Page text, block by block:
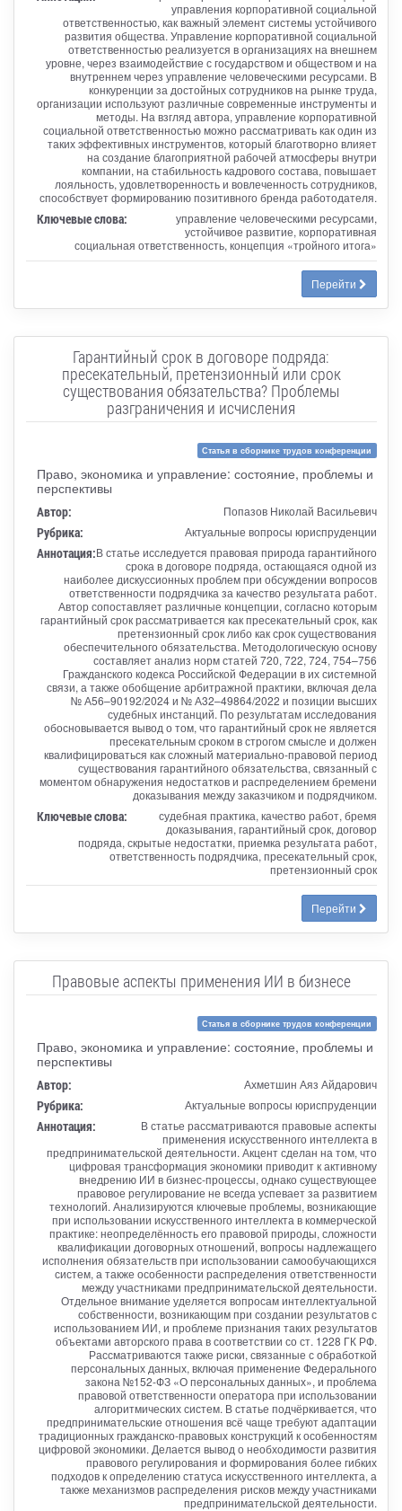
управления корпоративной социальной
ответственностью, как важный элемент системы устойчивого
развития общества. Управление корпоративной социальной
ответственностью реализуется в организациях на внешнем
уровне, через взаимодействие с государством и обществом и на
внутреннем через управление человеческими ресурсами. В
конкуренции за достойных сотрудников на рынке труда,
организации используют различные современные инструменты и
методы. На взгляд автора, управление корпоративной
социальной ответственностью можно рассматривать как один из
таких эффективных инструментов, который благотворно влияет
на создание благоприятной рабочей атмосферы внутри
компании, на стабильность кадрового состава, повышает
лояльность, удовлетворенность и вовлеченность сотрудников,
способствует формированию позитивного бренда работодателя.
Ключевые слова:
управление человеческими ресурсами,
устойчивое развитие, корпоративная
социальная ответственность, концепция «тройного итога»
Перейти
Гарантийный срок в договоре подряда:
пресекательный, претензионный или срок
существования обязательства? Проблемы
разграничения и исчисления
Статья в сборнике трудов конференции
Право, экономика и управление: состояние, проблемы и
перспективы
Автор: Попазов Николай Васильевич
Рубрика: Актуальные вопросы юриспруденции
Аннотация:В статье исследуется правовая природа гарантийного
срока в договоре подряда, остающаяся одной из
наиболее дискуссионных проблем при обсуждении вопросов
ответственности подрядчика за качество результата работ.
Автор сопоставляет различные концепции, согласно которым
гарантийный срок рассматривается как пресекательный срок, как
претензионный срок либо как срок существования
обеспечительного обязательства. Методологическую основу
составляет анализ норм статей 720, 722, 724, 754–756
Гражданского кодекса Российской Федерации в их системной
связи, а также обобщение арбитражной практики, включая дела
№ А56–90192/2024 и № А32–49864/2022 и позиции высших
судебных инстанций. По результатам исследования
обосновывается вывод о том, что гарантийный срок не является
пресекательным сроком в строгом смысле и должен
квалифицироваться как сложный материально-правовой период
существования гарантийного обязательства, связанный с
моментом обнаружения недостатков и распределением бремени
доказывания между заказчиком и подрядчиком.
Ключевые слова:
судебная практика, качество работ, бремя
доказывания, гарантийный срок, договор
подряда, скрытые недостатки, приемка результата работ,
ответственность подрядчика, пресекательный срок,
претензионный срок
Перейти
Правовые аспекты применения ИИ в бизнесе
Статья в сборнике трудов конференции
Право, экономика и управление: состояние, проблемы и
перспективы
Автор: Ахметшин Аяз Айдарович
Рубрика: Актуальные вопросы юриспруденции
Аннотация:
В статье рассматриваются правовые аспекты
применения искусственного интеллекта в
предпринимательской деятельности. Акцент сделан на том, что
цифровая трансформация экономики приводит к активному
внедрению ИИ в бизнес-процессы, однако существующее
правовое регулирование не всегда успевает за развитием
технологий. Анализируются ключевые проблемы, возникающие
при использовании искусственного интеллекта в коммерческой
практике: неопределённость его правовой природы, сложности
квалификации договорных отношений, вопросы надлежащего
исполнения обязательств при использовании самообучающихся
систем, а также особенности распределения ответственности
между участниками предпринимательской деятельности.
Отдельное внимание уделяется вопросам интеллектуальной
собственности, возникающим при создании результатов с
использованием ИИ, и проблеме признания таких результатов
объектами авторского права в соответствии со ст. 1228 ГК РФ.
Рассматриваются также риски, связанные с обработкой
персональных данных, включая применение Федерального
закона №152-ФЗ «О персональных данных», и проблема
правовой ответственности оператора при использовании
алгоритмических систем. В статье подчёркивается, что
предпринимательские отношения всё чаще требуют адаптации
традиционных гражданско-правовых конструкций к особенностям
цифровой экономики. Делается вывод о необходимости развития
правового регулирования и формирования более гибких
подходов к определению статуса искусственного интеллекта, а
также механизмов распределения рисков между участниками
предпринимательской деятельности.